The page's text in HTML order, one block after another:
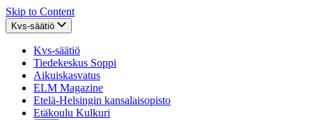
Skip to Content
Kvs-säätiö
Kvs-säätiö
Tiedekeskus Soppi
Aikuiskasvatus
ELM Magazine
Etelä-Helsingin kansalaisopisto
Etäkoulu Kulkuri